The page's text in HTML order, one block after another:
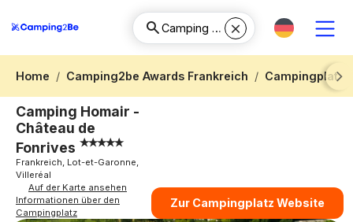
Home Camping2be Awards Frankreich
Campingplatz
Next
Camping Homair -
Château de
Fonrives
Frankreich, Lot-et-Garonne,
Villeréal
Auf der Karte ansehen
Informationen über den
Campingplatz
Zur Campingplatz Website